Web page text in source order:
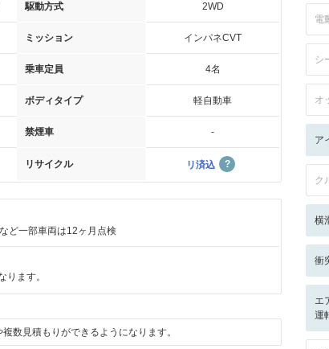
駆動方式 2WD
ミッション インパネCVT
乗車定員 4名
ボディタイプ 軽自動車
禁煙車 -
リサイクル リ済込
ど一部車両は12ヶ月点検
ります。
数見積もりができるようになります。
電
シ
オ
ア
ク
横
衝
エ
運